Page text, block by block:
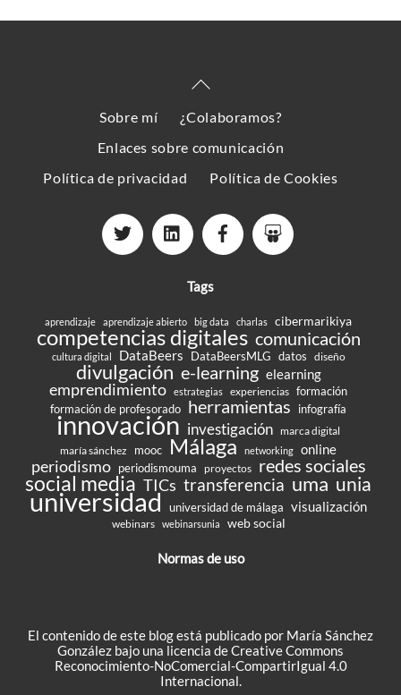
Back
Top
Sobre mí
¿Colaboramos?
Enlaces sobre comunicación
Política de privacidad
Política de Cookies
Tags
aprendizaje aprendizaje abierto big data charlas cibermarikiya
competencias digitales comunicación
cultura digital DataBeers DataBeersMLG datos diseño
divulgación e-learning elearning
emprendimiento estrategias experiencias formación
formación de profesorado herramientas infografía
innovación investigación marca digital
maría sánchez
mooc Málaga networking online
periodismo periodismouma proyectos redes sociales
social media TICs transferencia uma unia
universidad universidad de málaga visualización
webinars webinarsunia web social
Normas de uso
El contenido de este blog está publicado por María Sánchez
González bajo una licencia de Creative Commons
Reconocimiento-NoComercial-CompartirIgual 4.0
Internacional.